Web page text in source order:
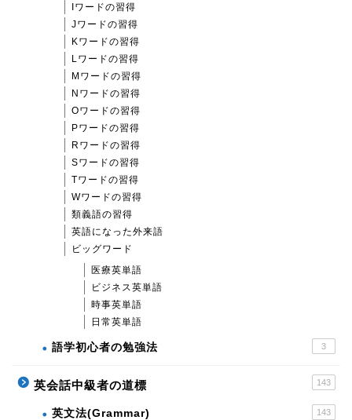
Iワードの習得
Jワードの習得
Kワードの習得
Lワードの習得
Mワードの習得
Nワードの習得
Oワードの習得
Pワードの習得
Rワードの習得
Sワードの習得
Tワードの習得
Wワードの習得
類義語の習得
英語になった外来語
ビッグワード
医療英単語
ビジネス英単語
時事英単語
日常英単語
語学初心者の勉強法 3
英会話中級者の道標 143
英文法(Grammar) 143